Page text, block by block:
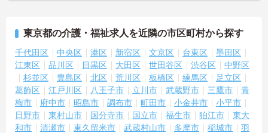
東京都の介護・福祉求人を近隣の市区町村から探す
千代田区 中央区 港区 新宿区 文京区 台東区
墨田区
江東区
品川区 目黒区 大田区 世田谷区 渋谷区
中野区
杉並区
豊島区 北区 荒川区 板橋区 練馬区
足立区
葛飾区
江戸川区 八王子市 立川市 武蔵野市 三鷹市
青
梅市
府中市 昭島市 調布市 町田市 小金井市
小平市
日野市
東村山市 国分寺市 国立市 福生市 狛江市
東大
和市
清瀬市 東久留米市 武蔵村山市 多摩市 稲城市
羽